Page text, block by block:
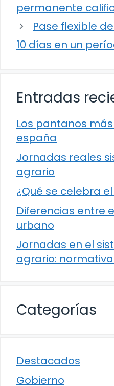
permanente
Pase flexible
10 días en un
Entradas
Los pantanos
españa
Jornadas reales
agrario
¿Qué se celebra
Diferencias entre
urbano
Jornadas en el
agrario:
Categorías
Destacados
Gobierno